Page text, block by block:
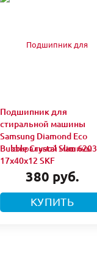
Подшипник для
стиральной машины
Samsung Diamond Eco
Bubble Crystal Slim 6203
17x40x12 SKF
380 руб.
КУПИТЬ